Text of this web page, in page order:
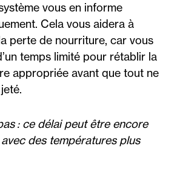
vous en informe
Cela vous aidera à
perte de nourriture, car vous
temps limité pour rétablir la
appropriée avant que tout ne
: ce délai peut être encore
des températures plus